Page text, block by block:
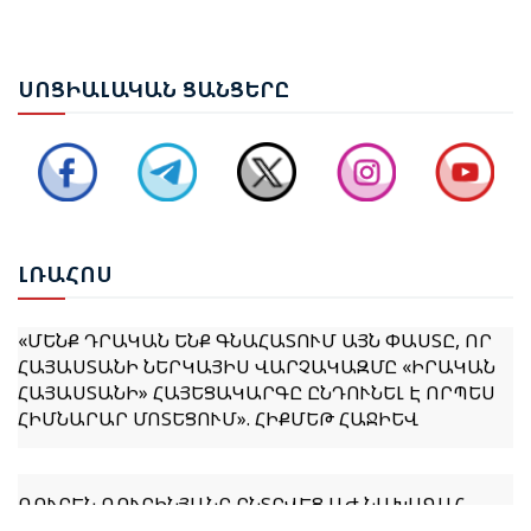
ՍՈՑԻԱԼԱԿԱՆ ՑԱՆՑԵՐԸ
ԼՌԱՀՈՍ
ՎԵՐԱԿԱՆԳՆՄԱՆ ՀԱՐՑԵՐՈՎ ՀԱՅԱՍՏԱՆ-ԹՈՒՐՔԻԱ
ՀԱՅԱՍՏԱՆԻ ՆԵՐԿԱՅԻՍ ՎԱՐՉԱԿԱԶՄԸ «ԻՐԱԿԱՆ
ՀԱՅԱՍՏԱՆԻ» ՀԱՅԵՑԱԿԱՐԳԸ ԸՆԴՈՒՆԵԼ Է ՈՐՊԵՍ
ՀԻՄՆԱՐԱՐ ՄՈՏԵՑՈՒՄ». ՀԻՔՄԵԹ ՀԱՋԻԵՎ